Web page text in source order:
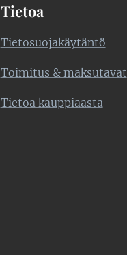
Tietoa
Tietosuojakäytäntö
Toimitus & maksutavat
Tietoa kauppiaasta